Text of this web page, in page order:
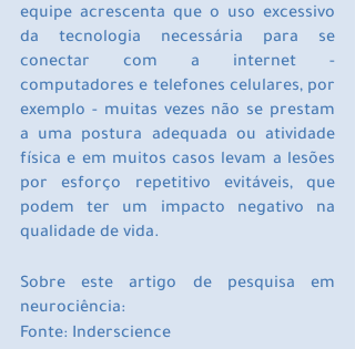
equipe acrescenta que o uso excessivo
da tecnologia necessária para se
conectar com a internet -
computadores e telefones celulares, por
exemplo - muitas vezes não se prestam
a uma postura adequada ou atividade
física e em muitos casos levam a lesões
por esforço repetitivo evitáveis, que
podem ter um impacto negativo na
qualidade de vida.
Sobre este artigo de pesquisa em
neurociência:
Fonte: Inderscience